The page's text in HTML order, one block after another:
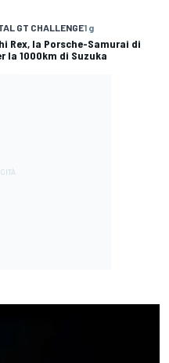
GT CHALLENGE1 g
Rex, la Porsche-Samurai di
la 1000km di Suzuka